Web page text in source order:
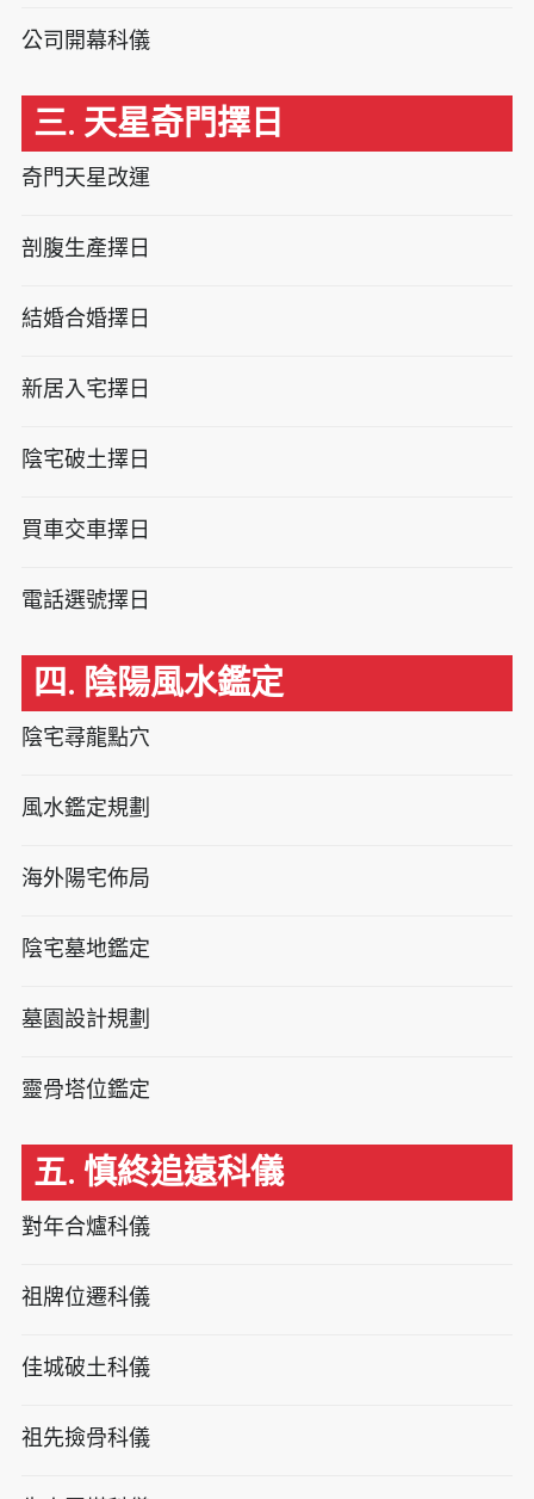
公司開幕科儀
三. 天星奇門擇日
奇門天星改運
剖腹生產擇日
結婚合婚擇日
新居入宅擇日
陰宅破土擇日
買車交車擇日
電話選號擇日
四. 陰陽風水鑑定
陰宅尋龍點穴
風水鑑定規劃
海外陽宅佈局
陰宅墓地鑑定
墓園設計規劃
靈骨塔位鑑定
五. 慎終追遠科儀
對年合爐科儀
祖牌位遷科儀
佳城破土科儀
祖先撿骨科儀